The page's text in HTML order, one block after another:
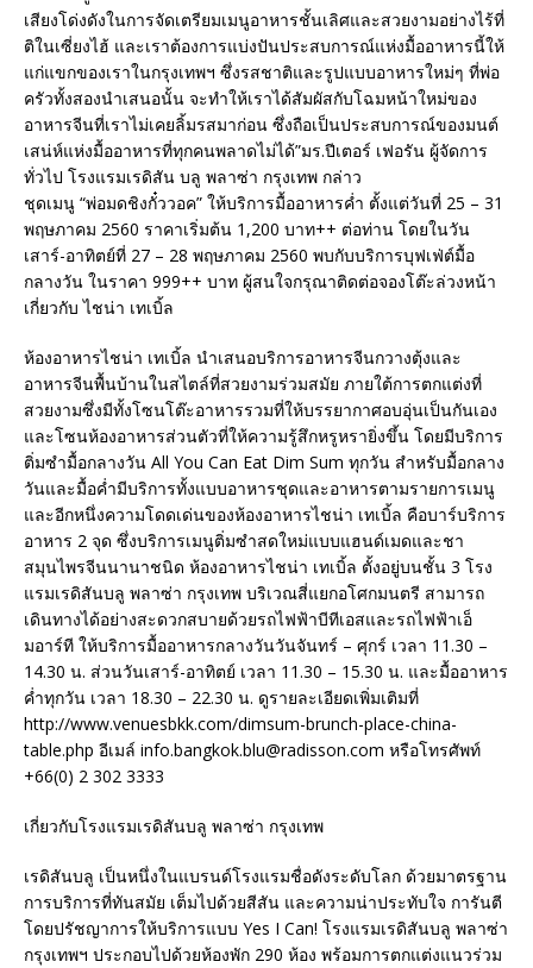
เสียงโด่งดังในการจัดเตรียมเมนูอาหารชั้นเลิศและสวยงามอย่างไร้ที่
ติในเซี่ยงไฮ้ และเราต้องการแบ่งปันประสบการณ์แห่งมื้ออาหารนี้ให้
แก่แขกของเราในกรุงเทพฯ ซึ่งรสชาติและรูปแบบอาหารใหม่ๆ ที่พ่อ
ครัวทั้งสองนำเสนอนั้น จะทำให้เราได้สัมผัสกับโฉมหน้าใหม่ของ
อาหารจีนที่เราไม่เคยลิ้มรสมาก่อน ซึ่งถือเป็นประสบการณ์ของมนต์
เสน่ห์แห่งมื้ออาหารที่ทุกคนพลาดไม่ได้”มร.ปีเตอร์ เฟอรัน ผู้จัดการ
ทั่วไป โรงแรมเรดิสัน บลู พลาซ่า กรุงเทพ กล่าว
ชุดเมนู “พ่อมดชิงกั๋ววอค” ให้บริการมื้ออาหารค่ำ ตั้งแต่วันที่ 25 – 31
พฤษภาคม 2560 ราคาเริ่มต้น 1,200 บาท++ ต่อท่าน โดยในวัน
เสาร์-อาทิตย์ที่ 27 – 28 พฤษภาคม 2560 พบกับบริการบุฟเฟ่ต์มื้อ
กลางวัน ในราคา 999++ บาท ผู้สนใจกรุณาติดต่อจองโต๊ะล่วงหน้า
เกี่ยวกับ ไชน่า เทเบิ้ล
ห้องอาหารไชน่า เทเบิ้ล นำเสนอบริการอาหารจีนกวางตุ้งและ
อาหารจีนพื้นบ้านในสไตล์ที่สวยงามร่วมสมัย ภายใต้การตกแต่งที่
สวยงามซึ่งมีทั้งโซนโต๊ะอาหารรวมที่ให้บรรยากาศอบอุ่นเป็นกันเอง
และโซนห้องอาหารส่วนตัวที่ให้ความรู้สึกหรูหรายิ่งขึ้น โดยมีบริการ
ติ่มซำมื้อกลางวัน All You Can Eat Dim Sum ทุกวัน สำหรับมื้อกลาง
วันและมื้อค่ำมีบริการทั้งแบบอาหารชุดและอาหารตามรายการเมนู
และอีกหนึ่งความโดดเด่นของห้องอาหารไชน่า เทเบิ้ล คือบาร์บริการ
อาหาร 2 จุด ซึ่งบริการเมนูติ่มซำสดใหม่แบบแฮนด์เมดและชา
สมุนไพรจีนนานาชนิด ห้องอาหารไชน่า เทเบิ้ล ตั้งอยู่บนชั้น 3 โรง
แรมเรดิสันบลู พลาซ่า กรุงเทพ บริเวณสี่แยกอโศกมนตรี สามารถ
เดินทางได้อย่างสะดวกสบายด้วยรถไฟฟ้าบีทีเอสและรถไฟฟ้าเอ็
มอาร์ที ให้บริการมื้ออาหารกลางวันวันจันทร์ – ศุกร์ เวลา 11.30 –
14.30 น. ส่วนวันเสาร์-อาทิตย์ เวลา 11.30 – 15.30 น. และมื้ออาหาร
ค่ำทุกวัน เวลา 18.30 – 22.30 น. ดูรายละเอียดเพิ่มเติมที่
http://www.venuesbkk.com/dimsum-brunch-place-china-
table.php อีเมล์ info.bangkok.blu@radisson.com หรือโทรศัพท์
+66(0) 2 302 3333
เกี่ยวกับโรงแรมเรดิสันบลู พลาซ่า กรุงเทพ
เรดิสันบลู เป็นหนึ่งในแบรนด์โรงแรมชื่อดังระดับโลก ด้วยมาตรฐาน
การบริการที่ทันสมัย เต็มไปด้วยสีสัน และความน่าประทับใจ การันตี
โดยปรัชญาการให้บริการแบบ Yes I Can! โรงแรมเรดิสันบลู พลาซ่า
กรุงเทพฯ ประกอบไปด้วยห้องพัก 290 ห้อง พร้อมการตกแต่งแนวร่วม